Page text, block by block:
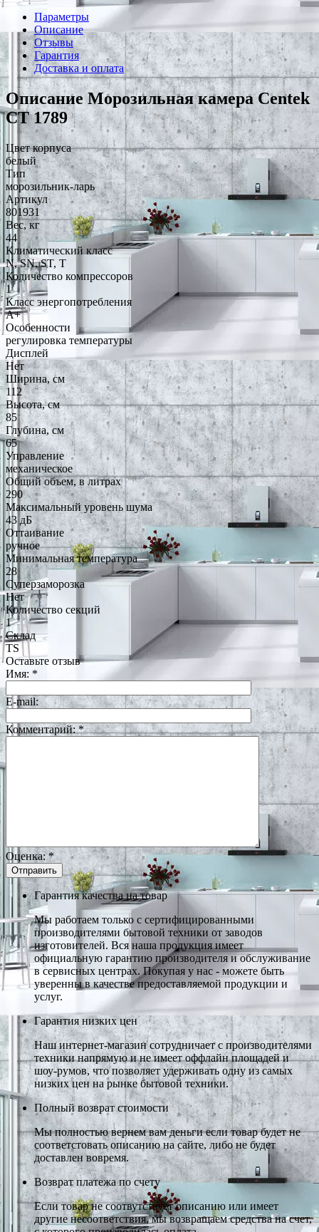
Параметры
Описание
Отзывы
Гарантия
Доставка и оплата
Описание Морозильная камера Centek
CT 1789
Цвет корпуса
белый
Тип
морозильник-ларь
Артикул
801931
Вес, кг
44
Климатический класс
N, SN, ST, T
Количество компрессоров
1
Класс энергопотребления
A+
Особенности
регулировка температуры
Дисплей
Нет
Ширина, см
112
Высота, см
85
Глубина, см
65
Управление
механическое
Общий объем, в литрах
290
Максимальный уровень шума
43 дБ
Оттаивание
ручное
Минимальная температура
28
Суперзаморозка
Нет
Количество секций
1
Склад
TS
Оставьте отзыв
Имя: *
E-mail:
Комментарий:*
Оценка:*
Гарантия качества на товар
Мы работаем только с сертифицированными
производителями бытовой техники от заводов
изготовителей. Вся наша продукция имеет
официальную гарантию производителя и обслуживание
в сервисных центрах. Покупая у нас - можете быть
уверенны в качестве предоставляемой продукции и
услуг.
Гарантия низких цен
Наш интернет-магазин сотрудничает с производителями
техники напрямую и не имеет оффлайн площадей и
шоу-румов, что позволяет удерживать одну из самых
низких цен на рынке бытовой техники.
Полный возврат стоимости
Мы полностью вернем вам деньги если товар будет не
соответстовать описанию на сайте, либо не будет
доставлен вовремя.
Возврат платежа по счету
Если товар не соотвутствует описанию или имеет
другие несоответствия, мы возвращаем средства на счет,